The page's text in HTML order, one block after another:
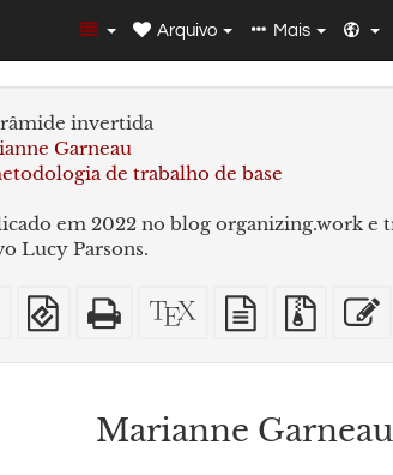
Arquivo Mais
invertida
Garneau
de trabalho de base
em 2022 no blog organizing.work e
Lucy Parsons.
PDF
imposto
EPUB
(para
HTML
puro
Código-
fonte
fonte
em
fonte
Marianne Garneau